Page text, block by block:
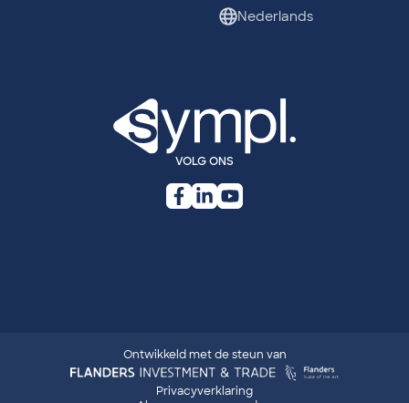
VOLG ONS
Nederlands
Ontwikkeld met de steun van
sympl: Legal navigationPrivacyverklaring